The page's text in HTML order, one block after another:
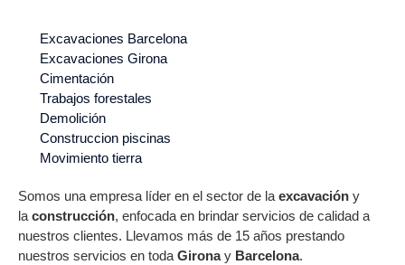
Excavaciones Barcelona
Excavaciones Girona
Cimentación
Trabajos forestales
Demolición
Construccion piscinas
Movimiento tierra
Somos una empresa líder en el sector de laexcavación y
laconstrucción, enfocada en brindar servicios de calidad a
nuestros clientes. Llevamos más de 15 años prestando
nuestros servicios en todaGironay Barcelona.